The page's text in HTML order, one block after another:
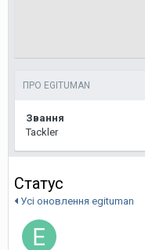
ПРО EGITUMAN
Звання
Tackler
Статус
Усі оновлення egituman